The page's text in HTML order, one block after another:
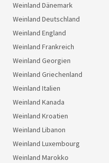
Weinland Dänemark
Weinland Deutschland
Weinland England
Weinland Frankreich
Weinland Georgien
Weinland Griechenland
Weinland Italien
Weinland Kanada
Weinland Kroatien
Weinland Libanon
Weinland Luxembourg
Weinland Marokko